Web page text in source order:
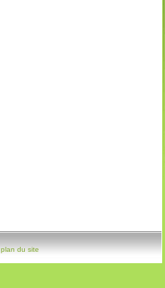
plan du site